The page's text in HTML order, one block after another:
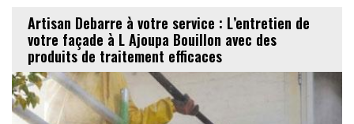
Artisan Debarre à votre service : L’entretien de
votre façade à L Ajoupa Bouillon avec des
produits de traitement efficaces